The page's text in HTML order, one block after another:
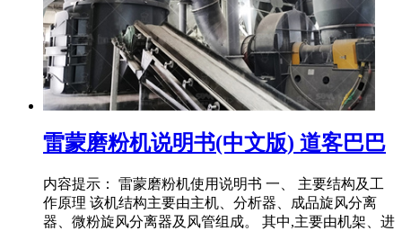
雷蒙磨粉机说明书(中文版) 道客巴巴
内容提示： 雷蒙磨粉机使用说明书 一、 主要结构及工
作原理 该机结构主要由主机、分析器、成品旋风分离
器、微粉旋风分离器及风管组成。 其中,主要由机架、进